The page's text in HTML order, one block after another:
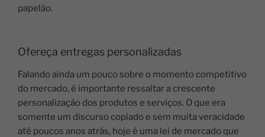
papelão.
Ofereça entregas personalizadas
Falando ainda um pouco sobre o momento competitivo
do mercado, é importante ressaltar a crescente
personalização dos produtos e serviços. O que era
somente um discurso copiado e sem muita veracidade
até poucos anos atrás, hoje é uma lei de mercado que